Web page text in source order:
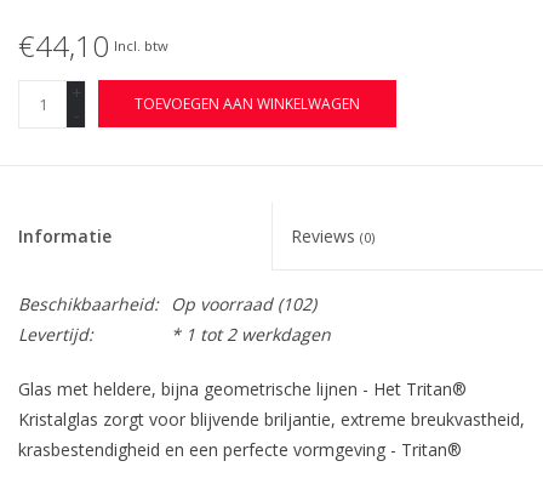
€44,10 Incl. btw
+
-
TOEVOEGEN AAN WINKELWAGEN
Informatie Reviews (0)
Beschikbaarheid: Op voorraad(102)
Levertijd:
* 1 tot 2 werkdagen
Glas met heldere, bijna geometrische lijnen - Het Tritan®
Kristalglas zorgt voor blijvende briljantie, extreme breukvastheid,
krasbestendigheid en een perfecte vormgeving - Tritan®